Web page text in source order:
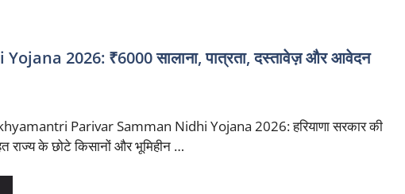
2026: ₹6000 सालाना, पात्रता, दस्तावेज़ और आवेदन
Parivar Samman Nidhi Yojana 2026: हरियाणा सरकार की
राज्य के छोटे किसानों और भूमिहीन …